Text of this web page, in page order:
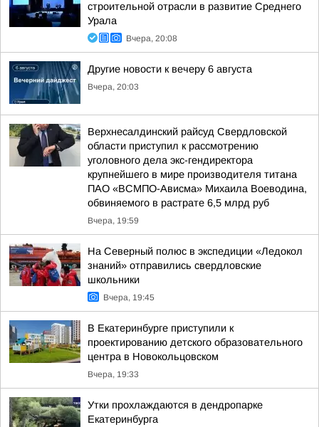
строительной отрасли в развитие Среднего
Урала
Вчера, 20:08
Другие новости к вечеру 6 августа
Вчера, 20:03
Верхнесалдинский райсуд Свердловской
области приступил к рассмотрению
уголовного дела экс-гендиректора
крупнейшего в мире производителя титана
ПАО «ВСМПО-Ависма» Михаила Воеводина,
обвиняемого в растрате 6,5 млрд руб
Вчера, 19:59
На Северный полюс в экспедиции «Ледокол
знаний» отправились свердловские
школьники
Вчера, 19:45
В Екатеринбурге приступили к
проектированию детского образовательного
центра в Новокольцовском
Вчера, 19:33
Утки прохлаждаются в дендропарке
Екатеринбурга